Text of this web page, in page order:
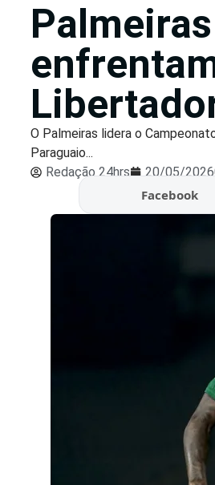
O Palmeiras lidera o
Paraguaio...
Redação 24hrs
20/05/2026
Facebook